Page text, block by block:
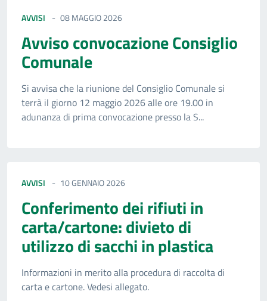
AVVISI 08 MAGGIO 2026
Avviso convocazione Consiglio
Comunale
Si avvisa che la riunione del Consiglio Comunale si
terrà il giorno 12 maggio 2026 alle ore 19.00 in
adunanza di prima convocazione presso la S...
AVVISI 10 GENNAIO 2026
Conferimento dei rifiuti in
carta/cartone: divieto di
utilizzo di sacchi in plastica
Informazioni in merito alla procedura di raccolta di
carta e cartone. Vedesi allegato.